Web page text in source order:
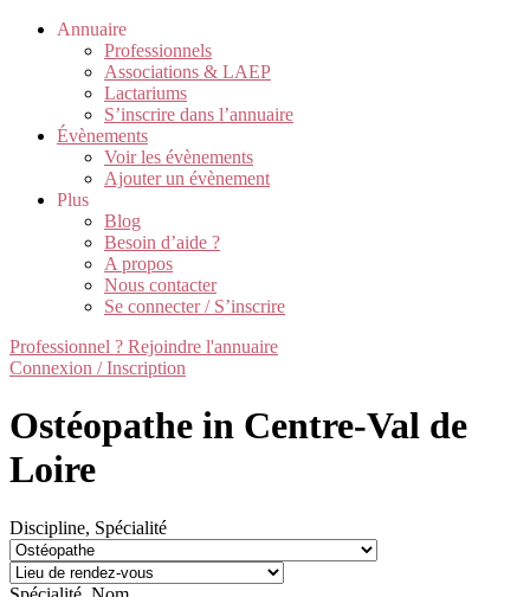
Annuaire
Professionnels
Associations & LAEP
Lactariums
S’inscrire dans l’annuaire
Évènements
Voir les évènements
Ajouter un évènement
Plus
Blog
Besoin d’aide ?
A propos
Nous contacter
Se connecter / S’inscrire
Professionnel ? Rejoindre l'annuaire
Connexion / Inscription
Ostéopathe in Centre-Val de
Loire
Discipline, Spécialité